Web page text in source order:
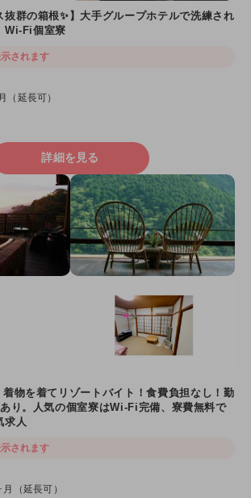
抜群の箱根✨】大手グループホテルで洗練され
Wi-Fi個室寮
されます
（延長可）
詳細を見る
着物を着てリゾートバイト！食費負担なし！勤
り。人気の個室寮はWi-Fi完備、寮費無料で
求人
されます
（延長可）